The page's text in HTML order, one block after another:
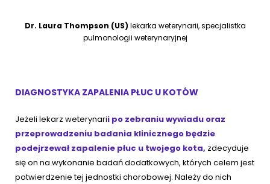
Dr. Laura Thompson (US) lekarka weterynarii, specjalistka
pulmonologii weterynaryjnej
DIAGNOSTYKA ZAPALENIA PŁUC U KOTÓW
Jeżeli lekarz weterynarii po zebraniu wywiadu oraz
przeprowadzeniu badania klinicznego będzie
podejrzewał zapalenie płuc u twojego kota, zdecyduje
się on na wykonanie badań dodatkowych, których celem jest
potwierdzenie tej jednostki chorobowej. Należy do nich